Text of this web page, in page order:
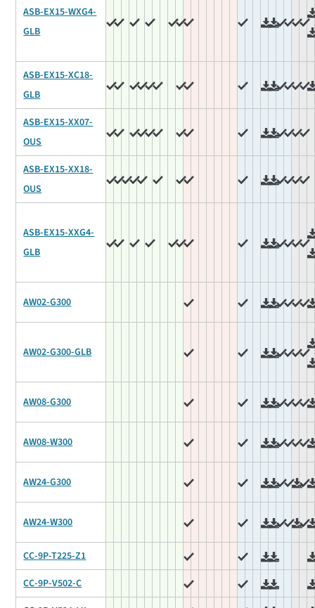
ASB-EX15-WXG4-
GLB
ASB-EX15-XC18-
GLB
ASB-EX15-XX07-
OUS
ASB-EX15-XX18-
OUS
ASB-EX15-XXG4-
GLB
AW02-G300
AW02-G300-GLB
AW08-G300
AW08-W300
AW24-G300
AW24-W300
CC-9P-T225-Z1
CC-9P-V502-C